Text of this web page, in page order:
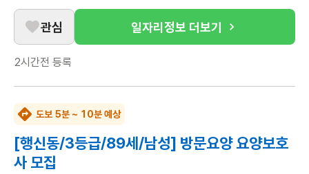
관심 일자리정보 더보기
2시간전 등록
도보 5분 ~ 10분 예상
[행신동/3등급/89세/남성] 방문요양 요양보호
사 모집